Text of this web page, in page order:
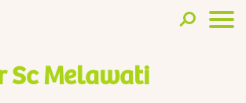
Sc Melawati